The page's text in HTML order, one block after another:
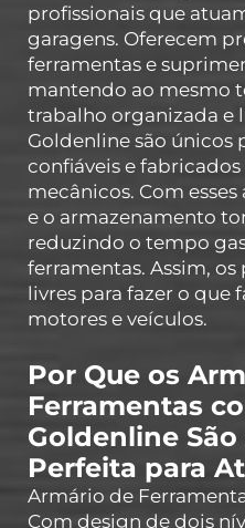
profissionais que
garagens. Oferecem
ferramentas e
mantendo ao mesmo
trabalho organizada e
Goldenline são únicos
confiáveis e
mecânicos. Com
e o armazenamento
reduzindo o tempo
ferramentas. Assim,
livres para fazer o que
motores e veículos.
Por Que os
Ferramentas
Goldenline São
Perfeita para
Armário de
Com design de dois